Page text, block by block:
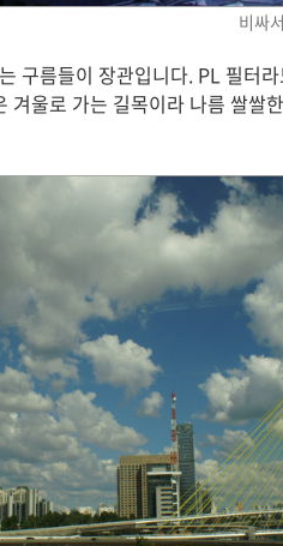
비싸
구름들이 장관입니다. PL 필터
겨울로 가는 길목이라 나름 쌀쌀